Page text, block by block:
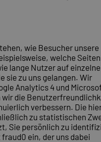
wie Besucher unsere
welche
lange Nutzer auf
sie zu uns gelangen. Wir
Analytics 4 und
die
verbessern. Die
zu statistischen
Sie persönlich zu
ein, der uns dabei